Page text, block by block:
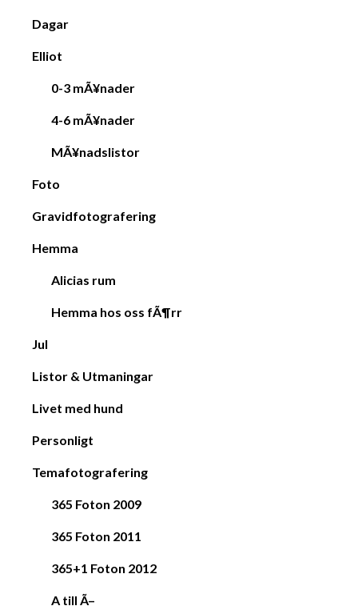
Dagar
Elliot
0-3 mÃ¥nader
4-6 mÃ¥nader
MÃ¥nadslistor
Foto
Gravidfotografering
Hemma
Alicias rum
Hemma hos oss fÃ¶rr
Jul
Listor & Utmaningar
Livet med hund
Personligt
Temafotografering
365 Foton 2009
365 Foton 2011
365+1 Foton 2012
A till Ã–